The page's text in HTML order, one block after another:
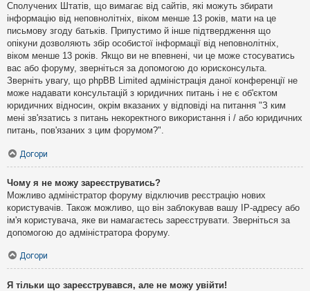
Сполучених Штатів, що вимагає від сайтів, які можуть збирати
інформацію від неповнолітніх, віком менше 13 років, мати на це
письмову згоду батьків. Припустимо й інше підтвердження що
опікуни дозволяють збір особистої інформації від неповнолітніх,
віком менше 13 років. Якщо ви не впевнені, чи це може стосуватись
вас або форуму, зверніться за допомогою до юрисконсульта.
Зверніть увагу, що phpBB Limited адміністрація даної конференції не
може надавати консультацій з юридичних питань і не є об'єктом
юридичних відносин, окрім вказаних у відповіді на питання "З ким
мені зв'язатись з питань некоректного використання і / або юридичних
питань, пов'язаних з цим форумом?".
Догори
Чому я не можу зареєструватись?
Можливо адміністратор форуму відключив реєстрацію нових
користувачів. Також можливо, що він заблокував вашу IP-адресу або
ім'я користувача, яке ви намагаєтесь зареєструвати. Зверніться за
допомогою до адміністратора форуму.
Догори
Я тільки що зареєструвався, але не можу увійти!